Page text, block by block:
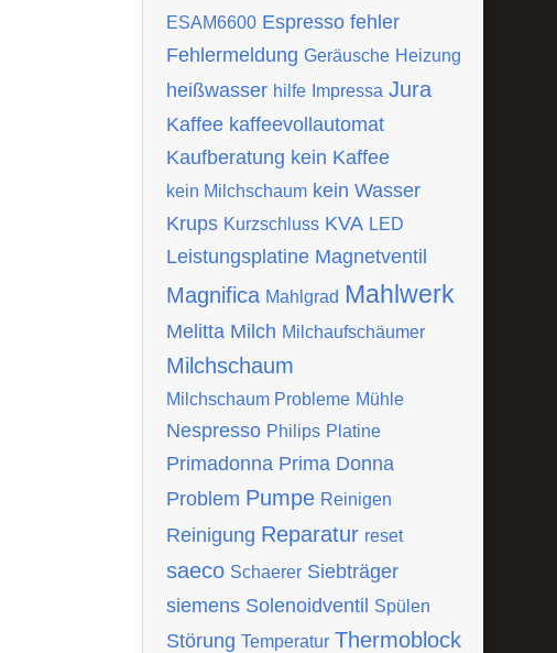
ESAM6600 Espresso fehler
Fehlermeldung Geräusche Heizung
heißwasser hilfe Impressa Jura
Kaffee kaffeevollautomat
Kaufberatung kein Kaffee
kein Milchschaum kein Wasser
Krups Kurzschluss KVA LED
Leistungsplatine Magnetventil
Magnifica Mahlgrad Mahlwerk
Melitta Milch Milchaufschäumer
Milchschaum
Milchschaum Probleme Mühle
Nespresso Philips Platine
Primadonna Prima Donna
Problem Pumpe Reinigen
Reinigung Reparatur reset
saeco Schaerer Siebträger
siemens Solenoidventil Spülen
Störung Temperatur Thermoblock